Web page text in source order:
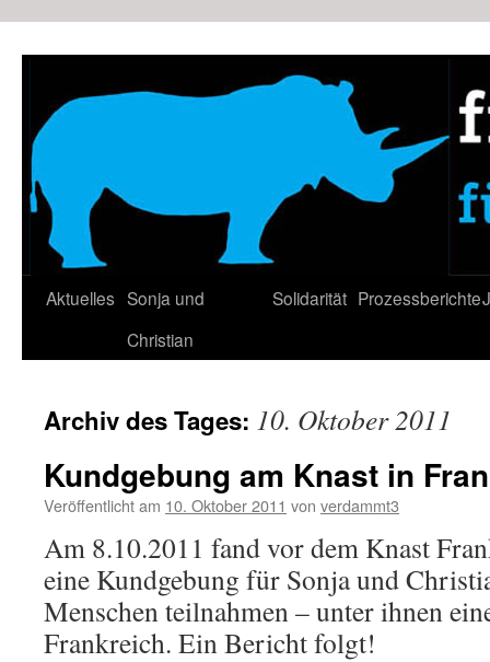
Aktuelles Sonja und
Christian
Solidarität Prozessberichte
Archiv des Tages: 10. Oktober 2011
Kundgebung am Knast in
Veröffentlicht am 10. Oktober 2011 von verdammt3
Am 8.10.2011 fand vor dem Knast
eine Kundgebung für Sonja und
Menschen teilnahmen – unter ihnen
Frankreich. Ein Bericht folgt!